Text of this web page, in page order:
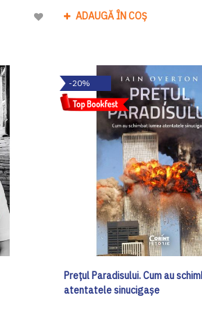
Adaugă
Dorinte
ADAUGĂ ÎN COȘ
-20%
Prețul Paradisului. Cum au
atentatele sinucigașe